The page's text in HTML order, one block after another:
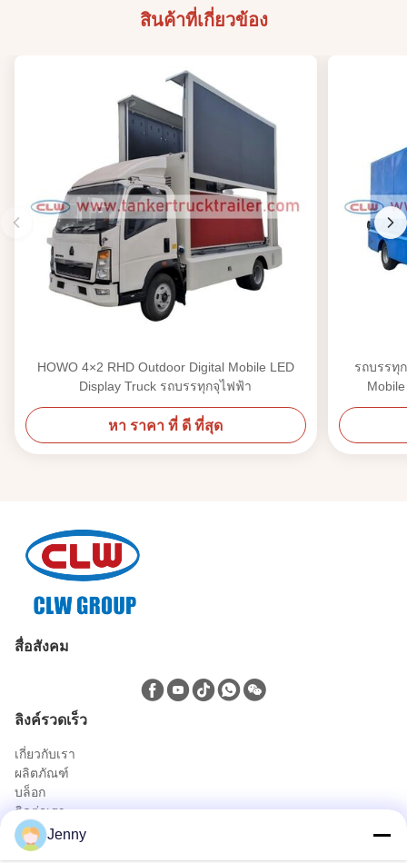
สินค้าที่เกี่ยวข้อง
HOWO 4×2 RHD Outdoor Digital Mobile LED
Display Truck รถบรรทุกจุไฟฟ้า
หา ราคา ที่ ดี ที่สุด
รถบรรทุ
สื่อสังคม
ลิงค์รวดเร็ว
เกี่ยวกับเรา
ผลิตภัณฑ์
บล็อก
ติดต่อเรา
ผลิตภัณฑ์
Jenny